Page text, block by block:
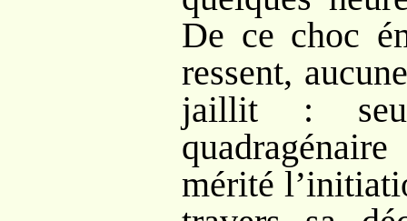
De ce choc
ressent,
jaillit
:
mérité